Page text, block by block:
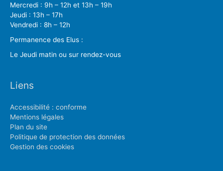
Mercredi : 9h – 12h et 13h – 19h
Jeudi : 13h – 17h
Vendredi : 8h – 12h
Permanence des Elus :
Le Jeudi matin ou sur rendez-vous
Liens
Accessibilité : conforme
Mentions légales
Plan du site
Politique de protection des données
Gestion des cookies